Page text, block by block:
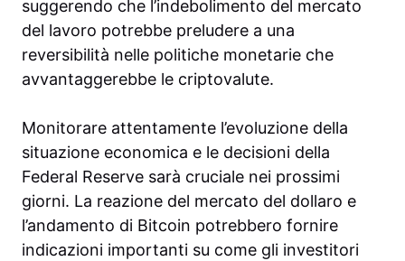
suggerendo che l’indebolimento del mercato
del lavoro potrebbe preludere a una
reversibilità nelle politiche monetarie che
avvantaggerebbe le criptovalute.
Monitorare attentamente l’evoluzione della
situazione economica e le decisioni della
Federal Reserve sarà cruciale nei prossimi
giorni. La reazione del mercato del dollaro e
l’andamento di Bitcoin potrebbero fornire
indicazioni importanti su come gli investitori